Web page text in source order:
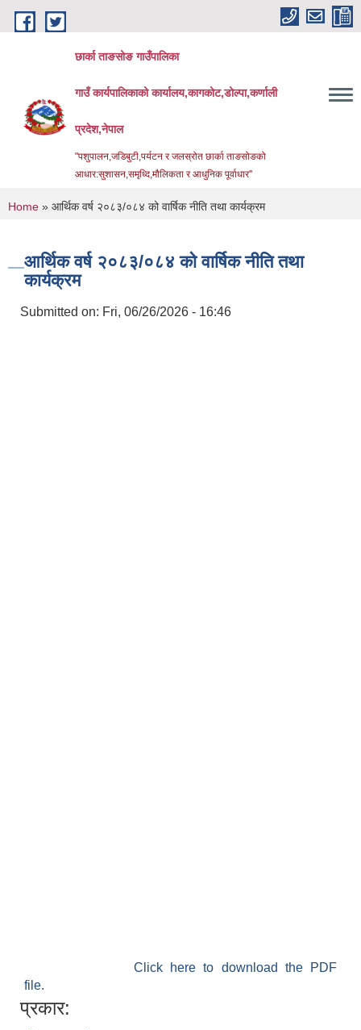
Skip to main content
छार्का ताङसोङ गाउँपालिका
गाउँ कार्यपालिकाको कार्यालय,कागकोट,डोल्पा,कर्णाली
प्रदेश,नेपाल
"पशुपालन,जडिबुटी,पर्यटन र जलस्रोत छार्का ताङसोङको
आधार:सुशासन,समृध्दि,मौलिकता र आधुनिक पूर्वाधार''
You are here
Home » आर्थिक वर्ष २०८३/०८४ को वार्षिक नीति तथा कार्यक्रम
आर्थिक वर्ष २०८३/०८४ को वार्षिक नीति तथा
कार्यक्रम
Submitted on: Fri, 06/26/2026 - 16:46
Click here to download the PDF
file.
प्रकार: